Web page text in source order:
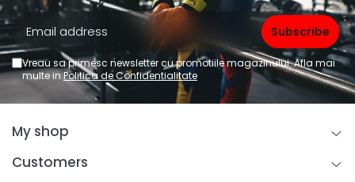
Vreau sa primesc newsletter cu promotiile magazinului. Afla mai
multe inPolitica de Confidentialitate
My shop
Customers